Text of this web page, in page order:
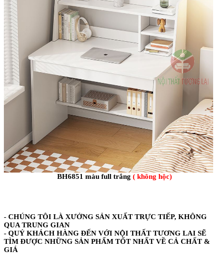
BH6851 màu full trắng ( không hộc)
- CHÚNG TÔI LÀ XƯỞNG SẢN XUẤT TRỰC TIẾP, KHÔNG
QUA TRUNG GIAN
- QUÝ KHÁCH HÀNG ĐẾN VỚI NỘI THẤT TƯƠNG LAI SẼ
TÌM ĐƯỢC NHỮNG SẢN PHẨM TỐT NHẤT VỀ CẢ CHẤT &
GIÁ